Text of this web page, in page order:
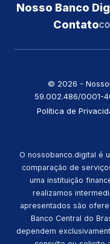
Nosso Banco
Contato
©️ 2026 -
59.002.486/0001-
Política de
O nossobanco.digital é
comparação de
uma instituição
realizamos
apresentados são
Banco Central do
dependem